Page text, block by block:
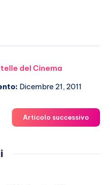
del Cinema
Dicembre 21, 2011
Articolo successivo